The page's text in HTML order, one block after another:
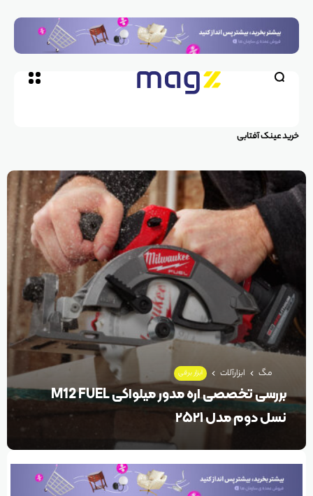
خرید عینک آفتابی
مگ ابزارآلات ابزار برقی
بررسی تخصصی اره مدور میلواکی M12 FUEL
نسل دوم مدل ۲۵۲۱